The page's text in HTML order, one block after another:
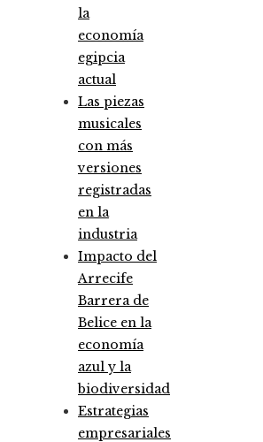
la
economía
egipcia
actual
Las piezas
musicales
con más
versiones
registradas
en la
industria
Impacto del
Arrecife
Barrera de
Belice en la
economía
azul y la
biodiversidad
Estrategias
empresariales